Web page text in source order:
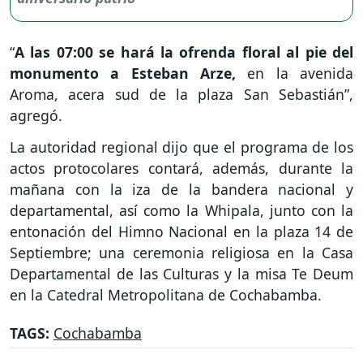
“A las 07:00 se hará la ofrenda floral al pie del
monumento a Esteban Arze, en la avenida
Aroma, acera sud de la plaza San Sebastián”,
agregó.
La autoridad regional dijo que el programa de los
actos protocolares contará, además, durante la
mañana con la iza de la bandera nacional y
departamental, así como la Whipala, junto con la
entonación del Himno Nacional en la plaza 14 de
Septiembre; una ceremonia religiosa en la Casa
Departamental de las Culturas y la misa Te Deum
en la Catedral Metropolitana de Cochabamba.
TAGS: Cochabamba